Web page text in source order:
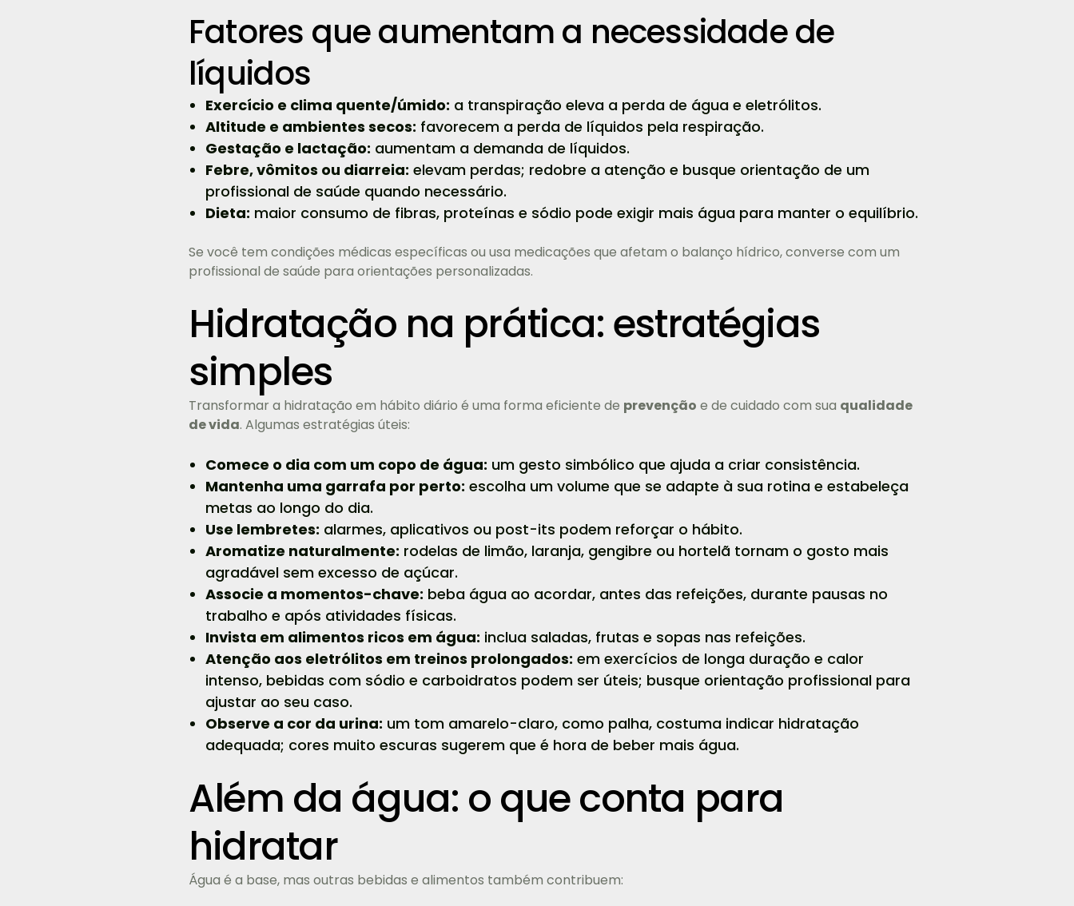
Fatores que aumentam a necessidade de
líquidos
Exercício e clima quente/úmido: a transpiração eleva a perda de água e eletrólitos.
Altitude e ambientes secos: favorecem a perda de líquidos pela respiração.
Gestação e lactação: aumentam a demanda de líquidos.
Febre, vômitos ou diarreia: elevam perdas; redobre a atenção e busque orientação de um
profissional de saúde quando necessário.
Dieta: maior consumo de fibras, proteínas e sódio pode exigir mais água para manter o equilíbrio.
Se você tem condições médicas específicas ou usa medicações que afetam o balanço hídrico, converse com um
profissional de saúde para orientações personalizadas.
Hidratação na prática: estratégias
simples
Transformar a hidratação em hábito diário é uma forma eficiente de prevenção e de cuidado com sua qualidade
de vida. Algumas estratégias úteis:
Comece o dia com um copo de água: um gesto simbólico que ajuda a criar consistência.
Mantenha uma garrafa por perto: escolha um volume que se adapte à sua rotina e estabeleça
metas ao longo do dia.
Use lembretes: alarmes, aplicativos ou post-its podem reforçar o hábito.
Aromatize naturalmente: rodelas de limão, laranja, gengibre ou hortelã tornam o gosto mais
agradável sem excesso de açúcar.
Associe a momentos-chave: beba água ao acordar, antes das refeições, durante pausas no
trabalho e após atividades físicas.
Invista em alimentos ricos em água: inclua saladas, frutas e sopas nas refeições.
Atenção aos eletrólitos em treinos prolongados: em exercícios de longa duração e calor
intenso, bebidas com sódio e carboidratos podem ser úteis; busque orientação profissional para
ajustar ao seu caso.
Observe a cor da urina: um tom amarelo-claro, como palha, costuma indicar hidratação
adequada; cores muito escuras sugerem que é hora de beber mais água.
Além da água: o que conta para
hidratar
Água é a base, mas outras bebidas e alimentos também contribuem: